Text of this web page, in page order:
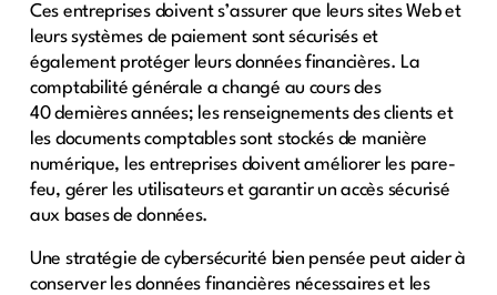
Ces entreprises doivent s’assurer que leurs sites Web et
leurs systèmes de paiement sont sécurisés et
également protéger leurs données financières. La
comptabilité générale a changé au cours des
40 dernières années; les renseignements des clients et
les documents comptables sont stockés de manière
numérique, les entreprises doivent améliorer les pare-
feu, gérer les utilisateurs et garantir un accès sécurisé
aux bases de données.
Une stratégie de cybersécurité bien pensée peut aider à
conserver les données financières nécessaires et les